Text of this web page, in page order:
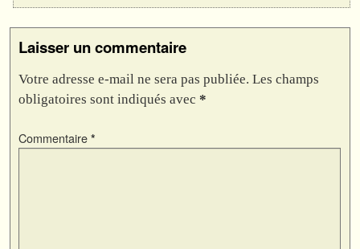
Laisser un commentaire
Votre adresse e-mail ne sera pas publiée. Les champs
obligatoires sont indiqués avec *
Commentaire *